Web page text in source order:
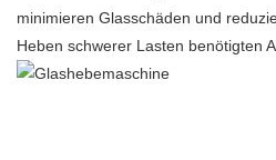
minimieren Glasschäden und
Heben schwerer Lasten benötigten